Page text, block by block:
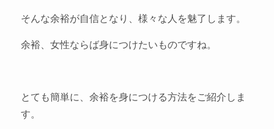
そんな余裕が自信となり、様々な人を魅了します。
余裕、女性ならば身につけたいものですね。
とても簡単に、余裕を身につける方法をご紹介しま
す。